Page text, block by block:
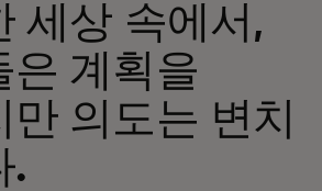
이트
세상 속에서,
은 계획을
의도는 변치
.